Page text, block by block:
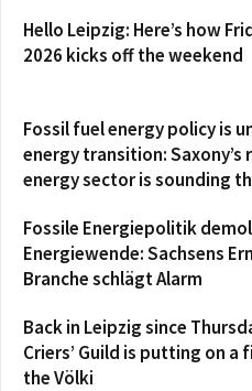
Hello Leipzig: Here’s how
2026 kicks off the weekend
Fossil fuel energy policy is
energy transition: Saxony’s
energy sector is sounding
Fossile Energiepolitik
Energiewende: Sachsens
Branche schlägt Alarm
Back in Leipzig since
Criers’ Guild is putting on a
the Völki